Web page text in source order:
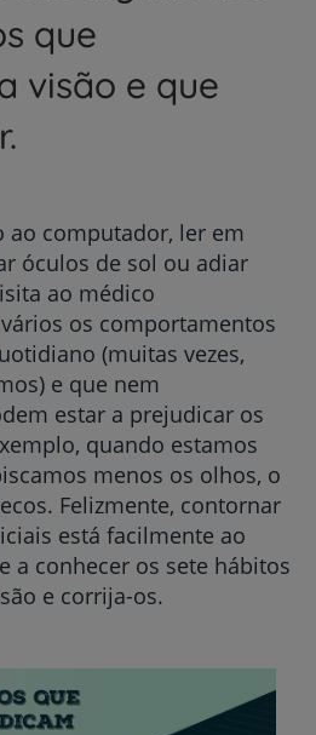
que
visão e que
ao computador, ler em
óculos de sol ou adiar
ao médico
os comportamentos
(muitas vezes,
e que nem
estar a prejudicar os
quando estamos
menos os olhos, o
Felizmente, contornar
está facilmente ao
a conhecer os sete hábitos
e corrija-os.